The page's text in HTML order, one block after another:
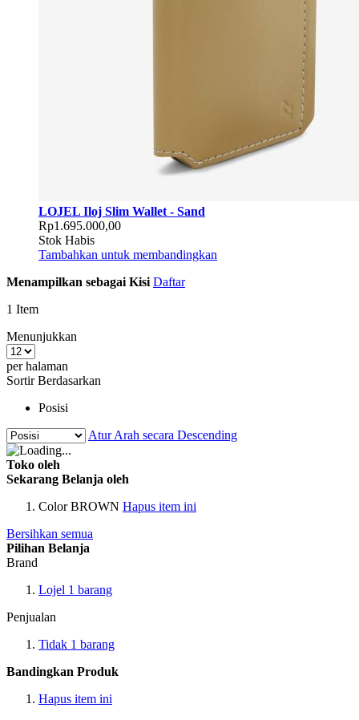
LOJEL Iloj Slim Wallet - Sand
Rp1.695.000,00
Stok Habis
Tambahkan untuk membandingkan
Menampilkan sebagai Kisi Daftar
1 Item
Menunjukkan
per halaman
Sortir Berdasarkan
Posisi
Atur Arah secara Descending
Toko oleh
Sekarang Belanja oleh
Color BROWN Hapus item ini
Bersihkan semua
Pilihan Belanja
Brand
Lojel 1 barang
Penjualan
Tidak 1 barang
Bandingkan Produk
Hapus item ini